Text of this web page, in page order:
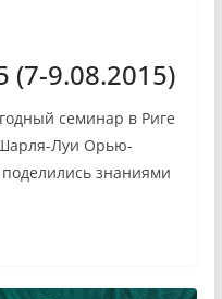
(7-9.08.2015)
семинар в Риге
Луи Орью-
знаниями